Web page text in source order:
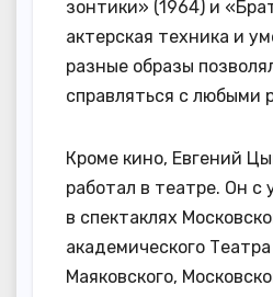
зонтики» (1964) и
актерская техника и
разные образы
справляться с любыми
Кроме кино, Евгений
работал в театре. Он с
в спектаклях
академического
Маяковского,